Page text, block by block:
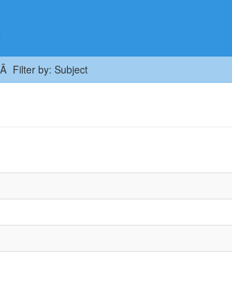
Filter by: Subject